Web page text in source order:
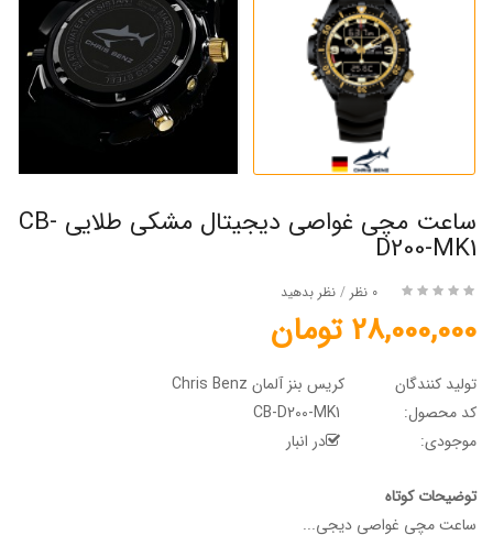
ساعت مچی غواصی دیجیتال مشکی طلایی CB-
D200-MK1
0 نظر / نظر بدهید
28,000,000 تومان
تولید کنندگان
کریس بنز آلمان Chris Benz
کد محصول:
موجودی:
در انبار
توضیحات کوتاه
ساعت مچی غواصی دیجی...